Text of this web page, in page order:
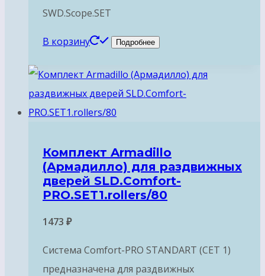
SWD.Scope.SET
В корзину Подробнее
Комплект Armadillo
(Армадилло) для раздвижных
дверей SLD.Comfort-
PRO.SET1.rollers/80
1473 ₽
Система Comfort-PRO STANDART (СЕТ 1)
предназначена для раздвижных